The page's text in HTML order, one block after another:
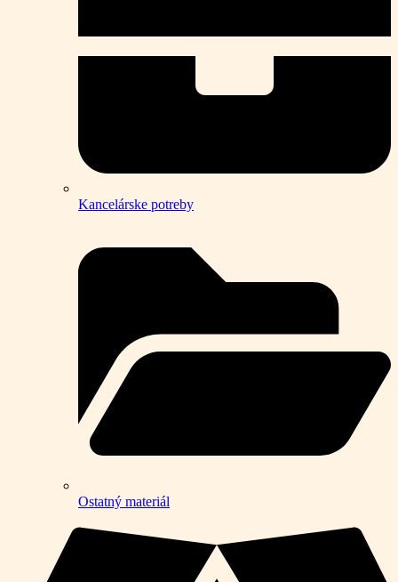
Kancelárske potreby
Ostatný materiál